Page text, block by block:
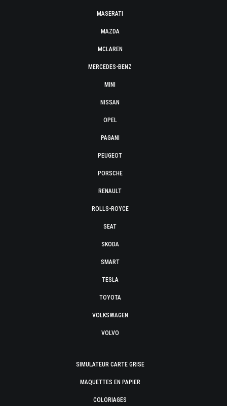
MASERATI
MAZDA
MCLAREN
MERCEDES-BENZ
MINI
NISSAN
OPEL
PAGANI
PEUGEOT
PORSCHE
RENAULT
ROLLS-ROYCE
SEAT
SKODA
SMART
TESLA
TOYOTA
VOLKSWAGEN
VOLVO
SIMULATEUR CARTE GRISE
MAQUETTES EN PAPIER
COLORIAGES